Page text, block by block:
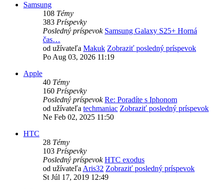
Samsung
108 Témy
383 Príspevky
Posledný príspevok Samsung Galaxy S25+ Horná
čas…
od užívateľa Makuk Zobraziť posledný príspevok
Po Aug 03, 2026 11:19
Apple
40 Témy
160 Príspevky
Posledný príspevok Re: Poradíte s Iphonom
od užívateľa techmaniac Zobraziť posledný príspevok
Ne Feb 02, 2025 11:50
HTC
28 Témy
103 Príspevky
Posledný príspevok HTC exodus
od užívateľaAris32 Zobraziť posledný príspevok
St Júl 17, 2019 12:49